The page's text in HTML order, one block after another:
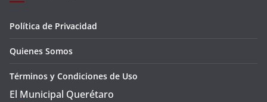
Política de Privacidad
Quienes Somos
Términos y Condiciones de Uso
El Municipal Querétaro